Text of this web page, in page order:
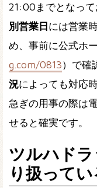
21:00までとなって
別営業日には営業
め、事前に公式ホ
g.com/0813）で確
況によっても対応
急ぎの用事の際は
せると確実です。
ツルハド
り扱って